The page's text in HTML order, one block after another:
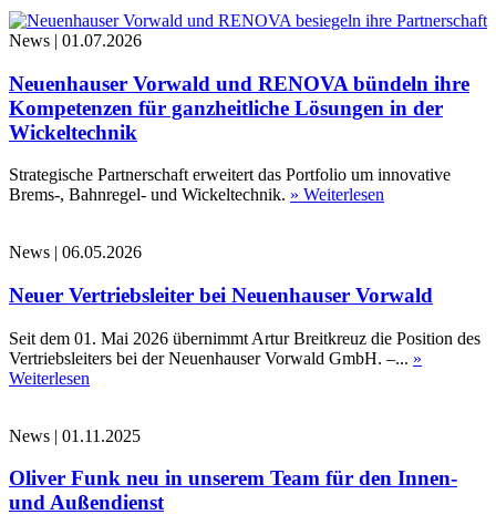
News | 01.07.2026
Neuenhauser Vorwald und RENOVA bündeln ihre
Kompetenzen für ganzheitliche Lösungen in der
Wickeltechnik
Strategische Partnerschaft erweitert das Portfolio um innovative
Brems-, Bahnregel- und Wickeltechnik. » Weiterlesen
News | 06.05.2026
Neuer Vertriebsleiter bei Neuenhauser Vorwald
Seit dem 01. Mai 2026 übernimmt Artur Breitkreuz die Position des
Vertriebsleiters bei der Neuenhauser Vorwald GmbH. –... »
Weiterlesen
News | 01.11.2025
Oliver Funk neu in unserem Team für den Innen-
und Außendienst